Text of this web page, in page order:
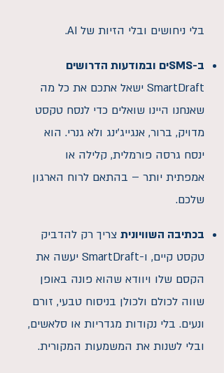
בלי ניחושים ובלי הזיות של AI.
ב-SMSים ובמודעות הדרושים
SmartDraft ישאל אתכם את כל מה
שאנחנו היינו שואלים כדי לנסח טקסט
מדויק, ברור, אנגייג'ינג ולא גנרי. הוא
ינסח גרסה פורמלית, קלילה או
אמפתית יותר – בהתאם לרוח הארגון
שלכם.
בכתיבה השוויונית צריך רק להדביק
טקסט קיים, ו-SmartDraft יעשה את
הקסם שלו ויוודא שהוא פונה באופן
שווה לכולם ולכולן בניסוח טבעי, זורם
ונעים. בלי נקודות מגדריות או סלאשים,
ובלי לשנות את המשמעות המקורית.